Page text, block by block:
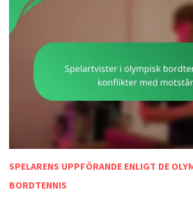
SPELARENS UPPFÖRANDE ENLIGT DE
BORDTENNIS